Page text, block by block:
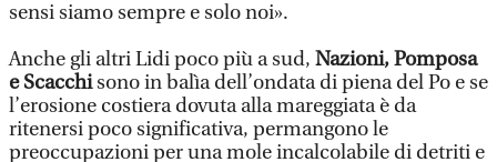
sensi siamo sempre e solo noi».
Anche gli altri Lidi poco più a sud, Nazioni, Pomposa
e Scacchisono in balìa dell’ondata di piena del Po e se
l’erosione costiera dovuta alla mareggiata è da
ritenersi poco significativa, permangono le
preoccupazioni per una mole incalcolabile di detriti e